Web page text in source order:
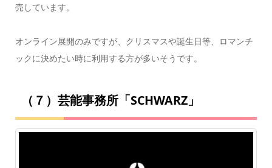
売しています。
オンライン展開のみですが、クリスマスや誕生日等、ロマンチ
ックに決めたい時に利用する方が多いそうです。
（７）芸能事務所「SCHWARZ」